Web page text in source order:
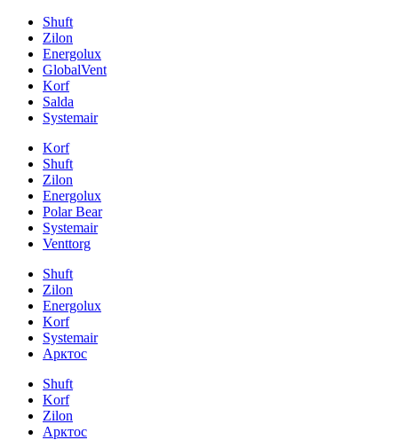
Shuft
Zilon
Energolux
GlobalVent
Korf
Salda
Systemair
Korf
Shuft
Zilon
Energolux
Polar Bear
Systemair
Venttorg
Shuft
Zilon
Energolux
Korf
Systemair
Арктос
Shuft
Korf
Zilon
Арктос